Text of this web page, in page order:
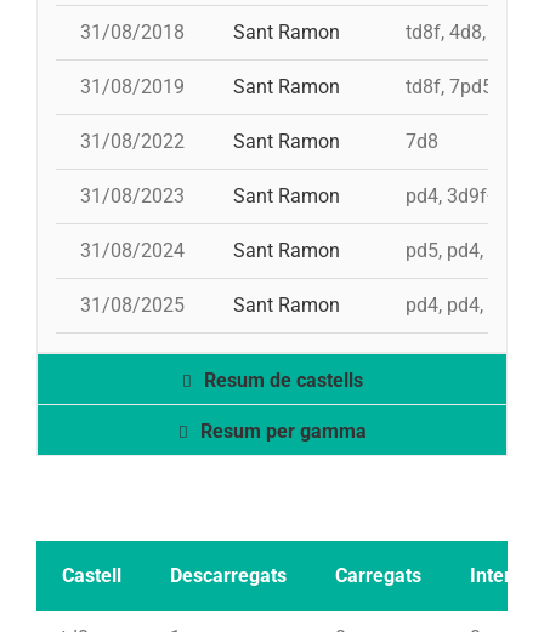
31/08/2018 Sant Ramon td8f, 4d8, 3d8,
31/08/2019 Sant Ramon td8f, 7pd5, pd5
31/08/2022 Sant Ramon 7d8
31/08/2023 Sant Ramon pd4,
31/08/2024 Sant Ramon pd5, pd4, 4d8,
31/08/2025 Sant Ramon pd4, pd4, 3d9f,
Resum de castells
Resum per gamma
Castell Descarregats Carregats Intents